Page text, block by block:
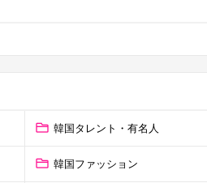
韓国タレント・有名人
韓国ファッション